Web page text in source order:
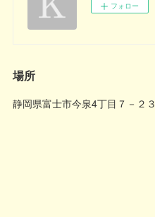
フォロー
場所
静岡県富士市今泉4丁目７－２３